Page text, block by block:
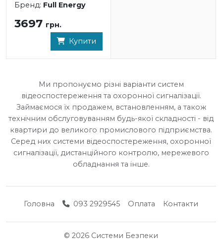
Бренд: Full Energy
3697 грн.
Купити
Ми пропонуємо різні варіанти систем
відеоспостереження та охоронної сигналізації.
Займаємося їх продажем, встановленням, а також
технічним обслуговуванням будь-якої складності - від
квартири до великого промислового підприємства.
Серед них системи відеоспостереження, охоронної
сигналізації, дистанційного контролю, мережевого
обладнання та інше.
Головна 093 2929545 Оплата Контакти
© 2026 Системи Безпеки